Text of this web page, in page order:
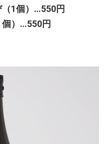
（1個）…550円
個）…550円